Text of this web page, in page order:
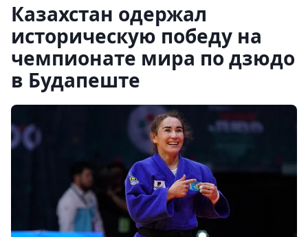
Казахстан одержал
историческую победу на
чемпионате мира по дзюдо
в Будапеште